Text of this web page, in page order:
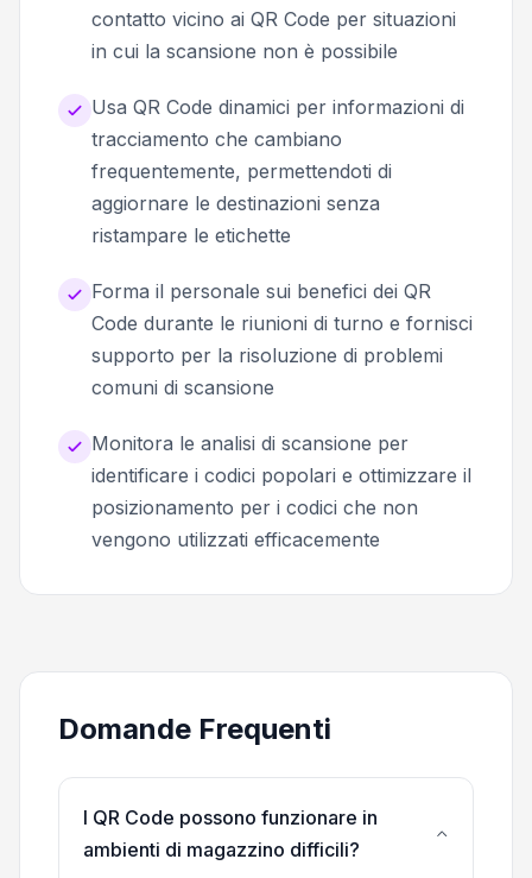
contatto vicino ai QR Code per situazioni
in cui la scansione non è possibile
Usa QR Code dinamici per informazioni di
tracciamento che cambiano
frequentemente, permettendoti di
aggiornare le destinazioni senza
ristampare le etichette
Forma il personale sui benefici dei QR
Code durante le riunioni di turno e fornisci
supporto per la risoluzione di problemi
comuni di scansione
Monitora le analisi di scansione per
identificare i codici popolari e ottimizzare il
posizionamento per i codici che non
vengono utilizzati efficacemente
Domande Frequenti
I QR Code possono funzionare in
ambienti di magazzino difficili?